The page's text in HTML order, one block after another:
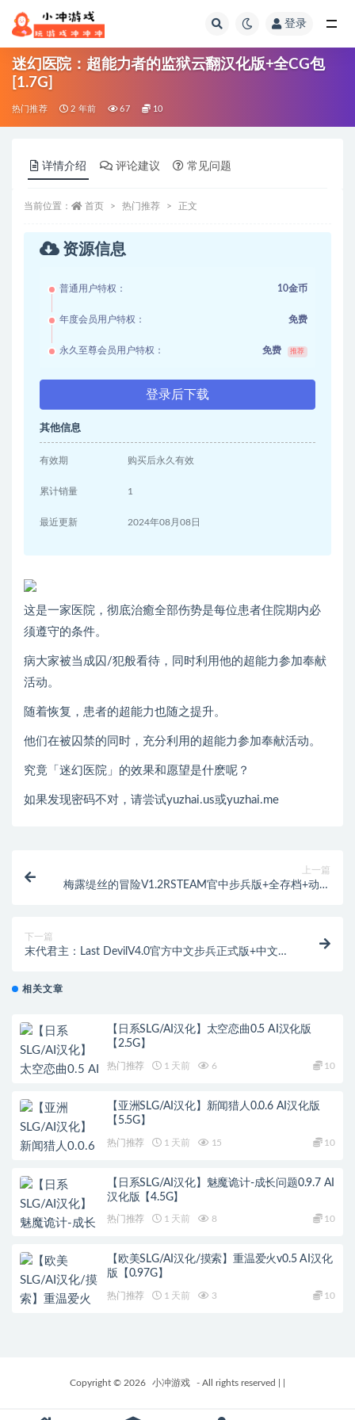
登录
迷幻医院：超能力者的监狱云翻汉化版+全CG包
[1.7G]
热门推荐 2 年前 67 10
详情介绍 评论建议 常见问题
当前位置： 首页 热门推荐 正文
资源信息
普通用户特权： 10金币
年度会员用户特权： 免费
永久至尊会员用户特权： 免费 推荐
登录后下载
其他信息
有效期 购买后永久有效
累计销量 1
最近更新 2024年08月08日
这是一家医院，彻底治癒全部伤势是每位患者住院期内必
须遵守的条件。
病大家被当成囚/犯般看待，同时利用他的超能力参加奉献
活动。
随着恢复，患者的超能力也随之提升。
他们在被囚禁的同时，充分利用的超能力参加奉献活动。
究竟「迷幻医院」的效果和愿望是什麽呢？
如果发现密码不对，请尝试yuzhai.us或yuzhai.me
上一篇
梅露缇丝的冒险V1.2RSTEAM官中步兵版+全存档+动画
下一篇
末代君主：Last DevilV4.0官方中文步兵正式版+中文
相关文章
【日系SLG/AI汉化】太空恋曲0.5 AI汉化版
【2.5G】
热门推荐 1 天前 6 10
【亚洲SLG/AI汉化】新闻猎人0.0.6 AI汉化版
【5.5G】
热门推荐 1 天前 15 10
【日系SLG/AI汉化】魅魔诡计-成长问题0.9.7 AI
汉化版【4.5G】
热门推荐 1 天前 8 10
【欧美SLG/AI汉化/摸索】重温爱火v0.5 AI汉化
版【0.97G】
热门推荐 1 天前 3 10
Copyright © 2026 小冲游戏 - All rights reserved